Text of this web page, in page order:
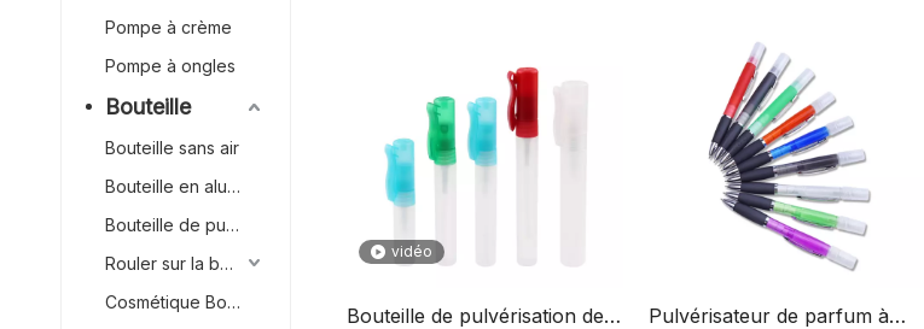
Pompe à crème
Pompe à ongles
Bouteille
Bouteille sans air
Bouteille en aluminium
Bouteille de pulvérisation continue
Rouler sur la bouteille
Cosmétique Bouteille
vidéo
Bouteille de pulvérisation de
Pulvérisateur de parfum à